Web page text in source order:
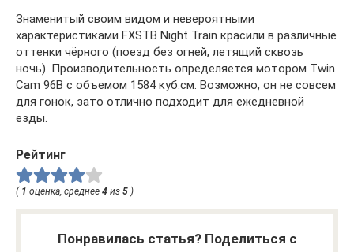
Знаменитый своим видом и невероятными
характеристиками FXSTB Night Train красили в различные
оттенки чёрного (поезд без огней, летящий сквозь
ночь). Производительность определяется мотором Twin
Cam 96B с объемом 1584 куб.см. Возможно, он не совсем
для гонок, зато отлично подходит для ежедневной
езды.
Рейтинг
( 1 оценка, среднее 4 из 5 )
Понравилась статья? Поделиться с